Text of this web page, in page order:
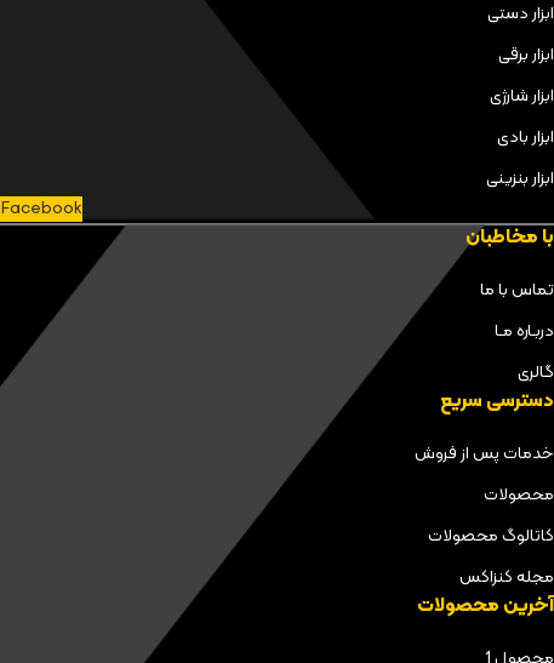
ابزار دستی
ابزار برقی
ابزار شارژی
ابزار بادی
ابزار بنزینی
Facebook
با مخاطبان
تماس با ما
دربـاره مـا
گالری
دسترسی سریع
خدمات پس از فروش
محصولات
کاتالوگ محصولات
مجله کنزاکس
آخرین محصولات